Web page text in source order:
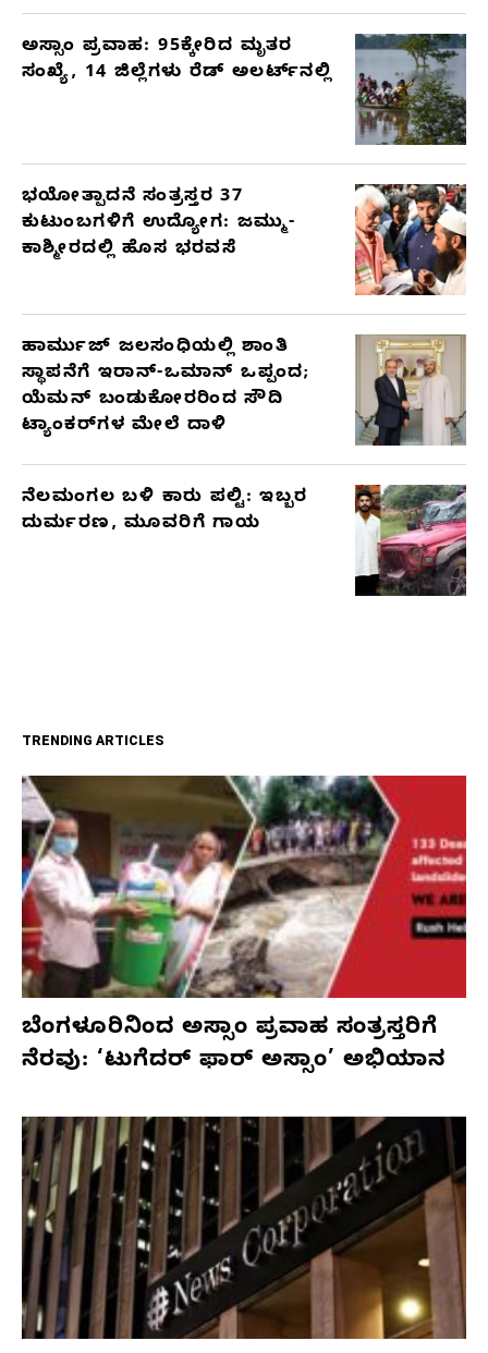
ಅಸ್ಸಾಂ ಪ್ರವಾಹ: 95ಕ್ಕೇರಿದ ಮೃತರ
ಸಂಖ್ಯೆ, 14 ಜಿಲ್ಲೆಗಳು ರೆಡ್ ಅಲರ್ಟ್‌ನಲ್ಲಿ
ಭಯೋತ್ಪಾದನೆ ಸಂತ್ರಸ್ತರ 37
ಕುಟುಂಬಗಳಿಗೆ ಉದ್ಯೋಗ: ಜಮ್ಮು-
ಕಾಶ್ಮೀರದಲ್ಲಿ ಹೊಸ ಭರವಸೆ
ಹಾರ್ಮುಜ್ ಜಲಸಂಧಿಯಲ್ಲಿ ಶಾಂತಿ
ಸ್ಥಾಪನೆಗೆ ಇರಾನ್-ಒಮಾನ್ ಒಪ್ಪಂದ;
ಯೆಮನ್ ಬಂಡುಕೋರರಿಂದ ಸೌದಿ
ಟ್ಯಾಂಕರ್‌ಗಳ ಮೇಲೆ ದಾಳಿ
ನೆಲಮಂಗಲ ಬಳಿ ಕಾರು ಪಲ್ಟಿ: ಇಬ್ಬರ
ದುರ್ಮರಣ, ಮೂವರಿಗೆ ಗಾಯ
TRENDING ARTICLES
ಬೆಂಗಳೂರಿನಿಂದ ಅಸ್ಸಾಂ ಪ್ರವಾಹ ಸಂತ್ರಸ್ತರಿಗೆ
ನೆರವು: ‘ಟುಗೆದರ್ ಫಾರ್ ಅಸ್ಸಾಂ’ ಅಭಿಯಾನ